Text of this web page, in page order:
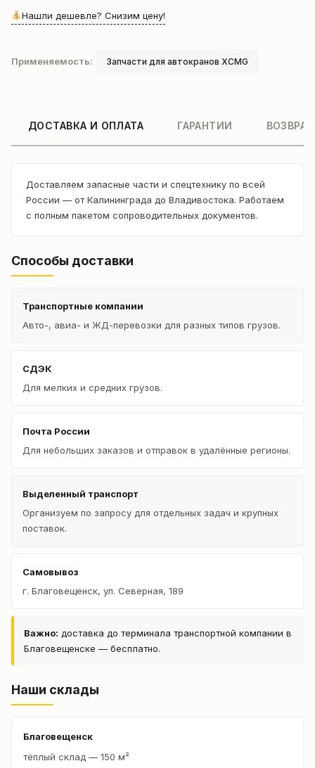
Нашли дешевле? Снизим цену!
Применяемость: Запчасти для автокранов XCMG
ДОСТАВКА И ОПЛАТА ГАРАНТИИ
Доставляем запасные части и спецтехнику по всей
России — от Калининграда до Владивостока. Работаем
с полным пакетом сопроводительных документов.
Способы доставки
Транспортные компании
Авто-, авиа- и ЖД-перевозки для разных типов грузов.
СДЭК
Для мелких и средних грузов.
Почта России
Для небольших заказов и отправок в удалённые регионы.
Выделенный транспорт
Организуем по запросу для отдельных задач и крупных
поставок.
Самовывоз
г. Благовещенск, ул. Северная, 189
Важно: доставка до терминала транспортной компании в
Благовещенске — бесплатно.
Наши склады
Благовещенск
тёплый склад — 150 м²